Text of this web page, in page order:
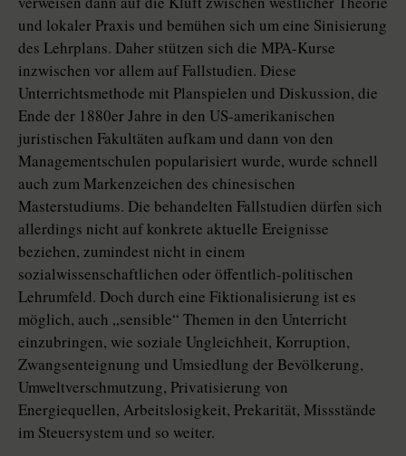
und lokaler Praxis und bemühen sich um eine Sinisierung
des Lehrplans. Daher stützen sich die MPA-Kurse
inzwischen vor allem auf Fallstudien. Diese
Unterrichtsmethode mit Planspielen und Diskussion, die
Ende der 1880er Jahre in den US-amerikanischen
juristischen Fakultäten aufkam und dann von den
Managementschulen popularisiert wurde, wurde schnell
auch zum Markenzeichen des chinesischen
Masterstudiums. Die behandelten Fallstudien dürfen sich
allerdings nicht auf konkrete aktuelle Ereignisse
beziehen, zumindest nicht in einem
sozialwissenschaftlichen oder öffentlich-politischen
Lehrumfeld. Doch durch eine Fiktionalisierung ist es
möglich, auch „sensible“ Themen in den Unterricht
einzubringen, wie soziale Ungleichheit, Korruption,
Zwangsenteignung und Umsiedlung der Bevölkerung,
Umweltverschmutzung, Privatisierung von
Energiequellen, Arbeitslosigkeit, Prekarität, Missstände
im Steuersystem und so weiter.